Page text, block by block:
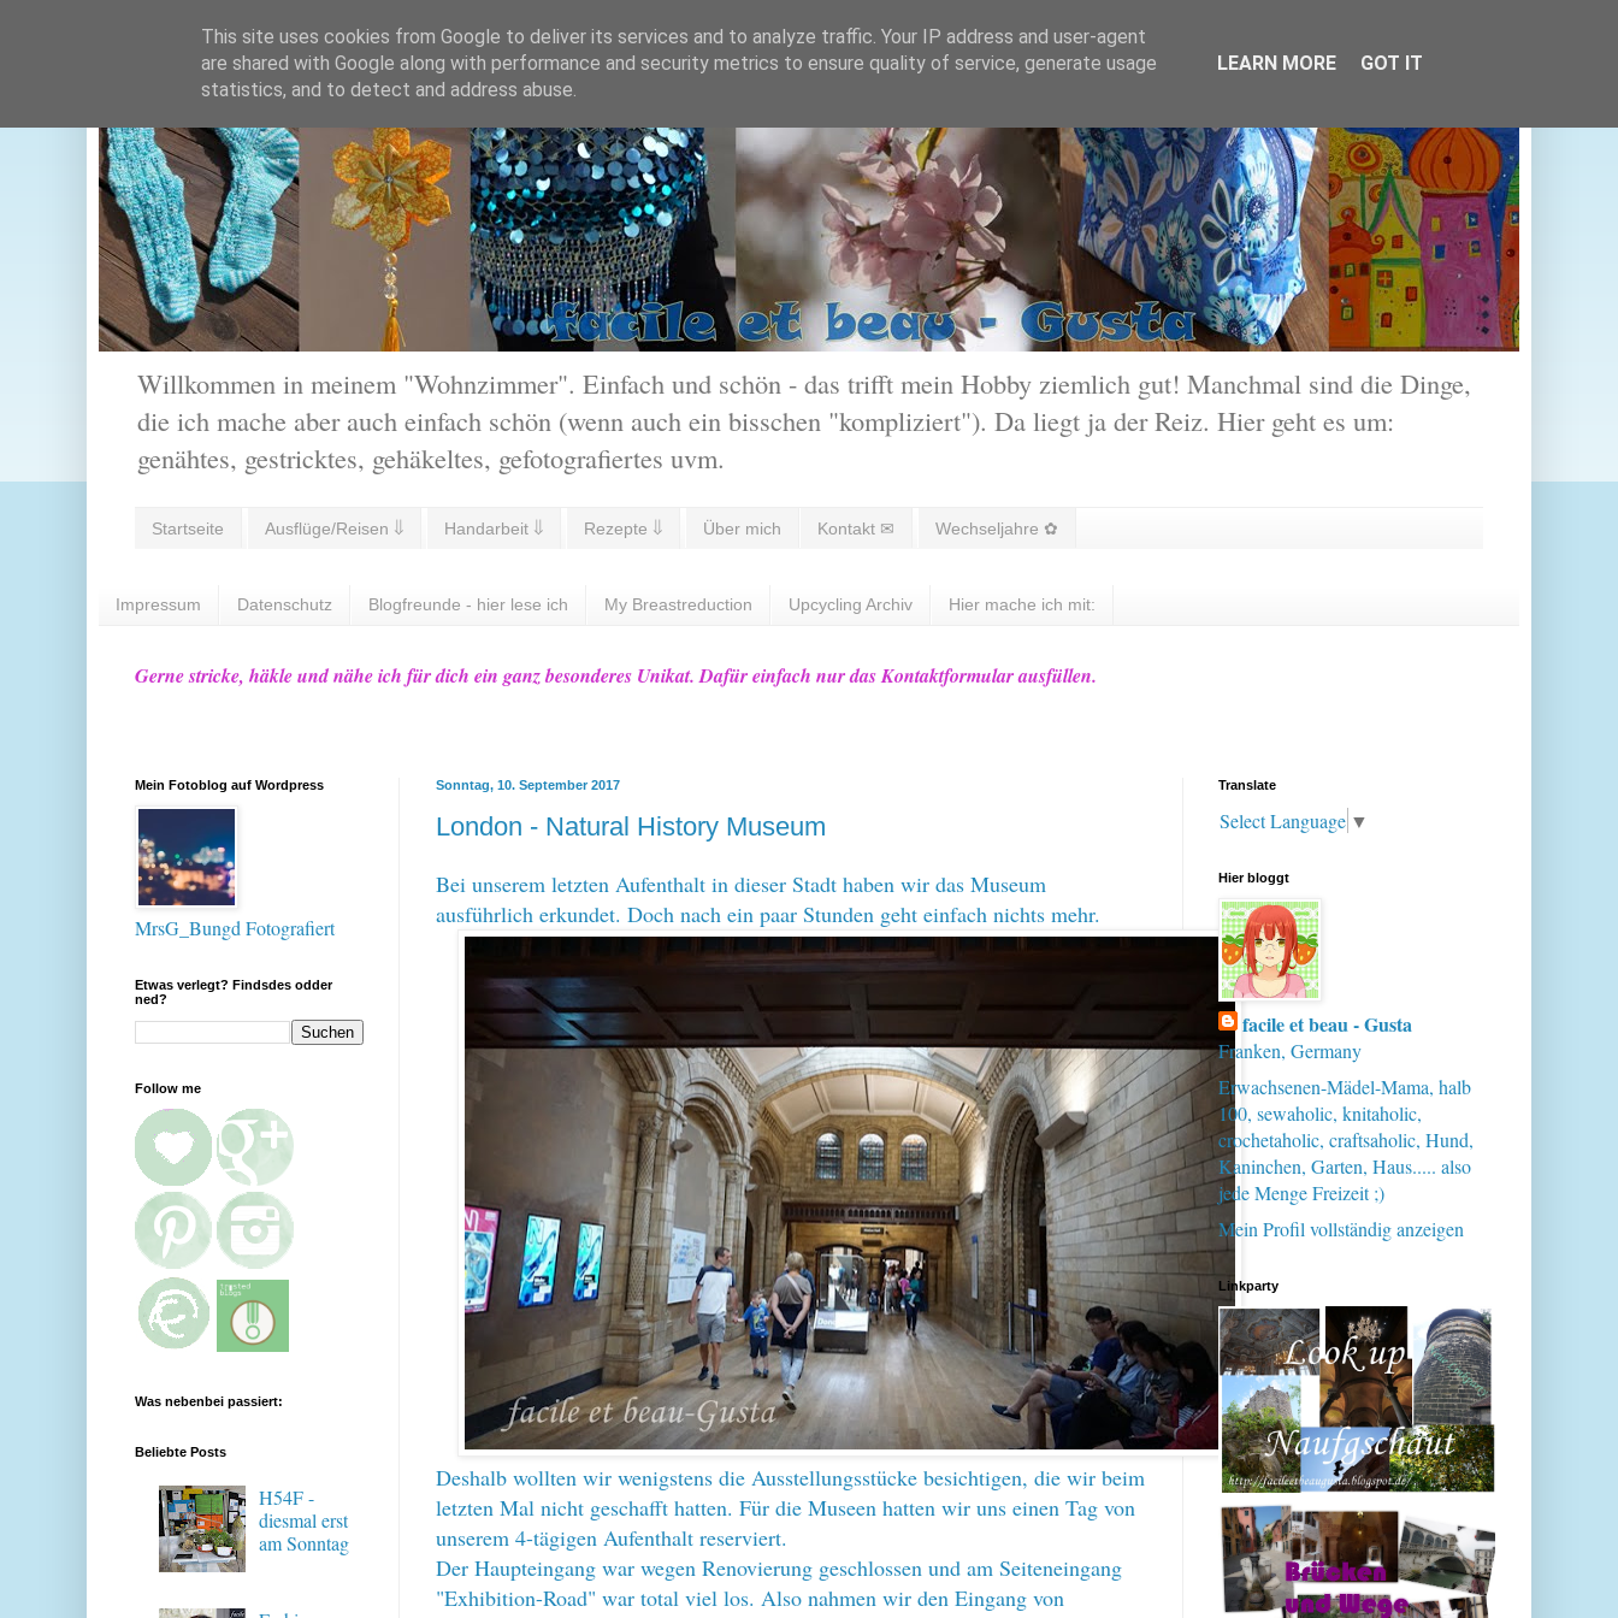
Willkommen in meinem "Wohnzimmer". Einfach und schön - das trifft mein Hobby ziemlich gut! Manchmal sind die Dinge,
die ich mache aber auch einfach schön (wenn auch ein bisschen "kompliziert"). Da liegt ja der Reiz. Hier geht es um:
genähtes, gestricktes, gehäkeltes, gefotografiertes uvm.
Startseite Ausflüge/Reisen ⇓ Handarbeit ⇓ Rezepte ⇓ Über mich Kontakt ✉ Wechseljahre ✿
Impressum Datenschutz Blogfreunde - hier lese ich My Breastreduction Upcycling Archiv Hier mache ich mit:
Gerne stricke, häkle und nähe ich für dich ein ganz besonderes Unikat. Dafür einfach nur das Kontaktformular ausfüllen.
Sonntag, 10. September 2017
London - Natural History Museum
Bei unserem letzten Aufenthalt in dieser Stadt haben wir das Museum
ausführlich erkundet. Doch nach ein paar Stunden geht einfach nichts mehr.
Deshalb wollten wir wenigstens die Ausstellungsstücke besichtigen, die wir beim
letzten Mal nicht geschafft hatten. Für die Museen hatten wir uns einen Tag von
unserem 4-tägigen Aufenthalt reserviert.
Der Haupteingang war wegen Renovierung geschlossen und am Seiteneingang
"Exhibition-Road" war total viel los. Also nahmen wir den Eingang von
Mein Fotoblog auf Wordpress
MrsG_Bungd Fotografiert
Etwas verlegt? Findsdes odder
ned?
Follow me
Was nebenbei passiert:
Beliebte Posts
H54F -
diesmal erst
am Sonntag
Translate
Select Language ▼
Hier bloggt
facile et beau - Gusta
Franken, Germany
Erwachsenen-Mädel-Mama, halb
100, sewaholic, knitaholic,
crochetaholic, craftsaholic, Hund,
Kaninchen, Garten, Haus..... also
jede Menge Freizeit ;)
Mein Profil vollständig anzeigen
Linkparty
This site uses cookies from Google to deliver its services and to analyze traffic. Your IP address and user-agent
are shared with Google along with performance and security metrics to ensure quality of service, generate usage
statistics, and to detect and address abuse.
LEARN MORE GOT IT